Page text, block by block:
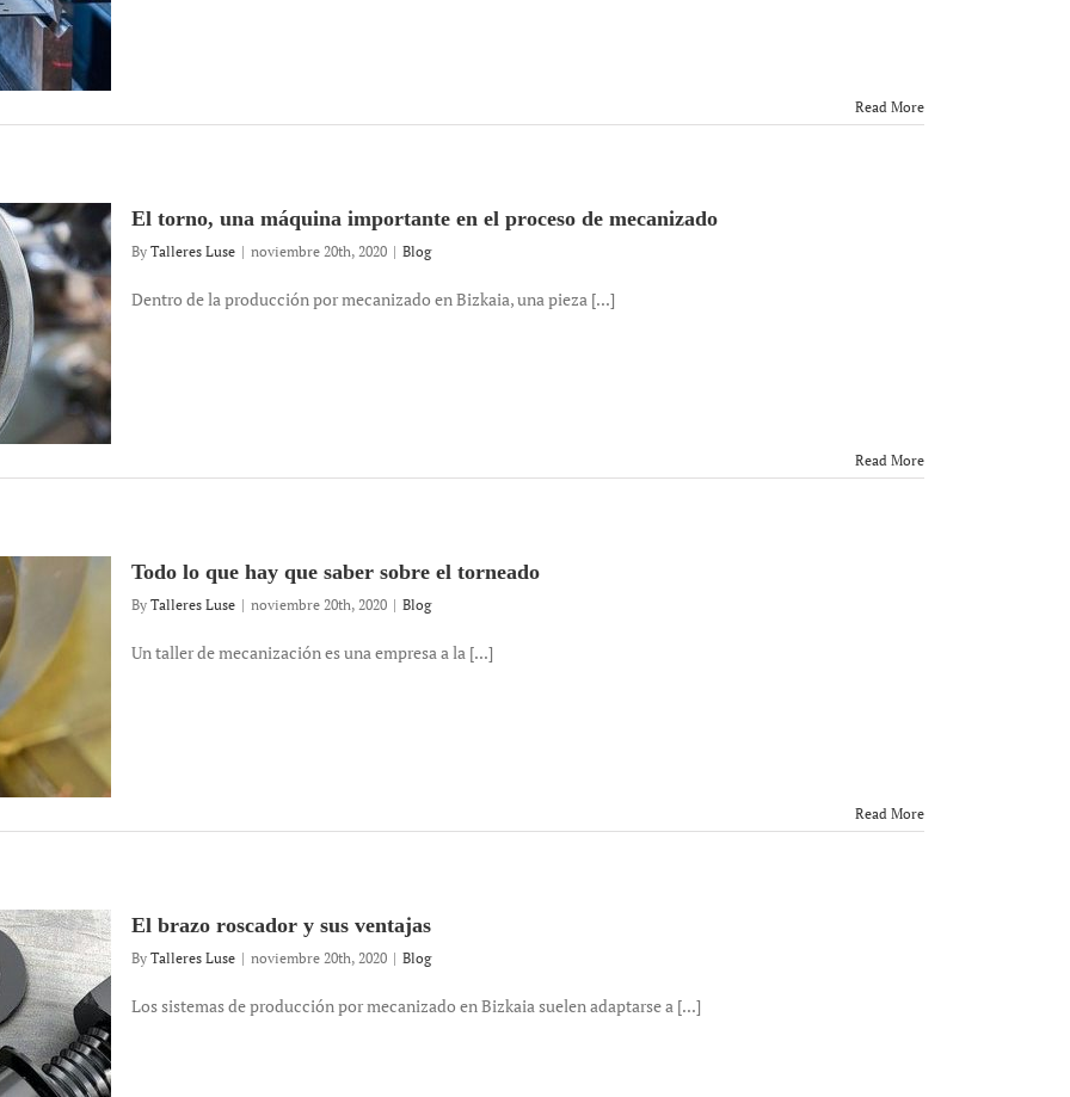
Read More
El torno, una máquina importante en el proceso de mecanizado
By Talleres Luse | noviembre 20th, 2020 | Blog
Dentro de la producción por mecanizado en Bizkaia, una pieza [...]
Read More
Todo lo que hay que saber sobre el torneado
By Talleres Luse | noviembre 20th, 2020 | Blog
Un taller de mecanización es una empresa a la [...]
Read More
El brazo roscador y sus ventajas
By Talleres Luse | noviembre 20th, 2020 | Blog
Los sistemas de producción por mecanizado en Bizkaia suelen adaptarse a [...]